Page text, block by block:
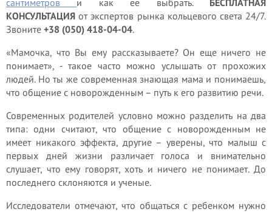
сантиметров и как ее выбрать. БЕСПЛАТНАЯ
КОНСУЛЬТАЦИЯ от экспертов рынка кольцевого света 24/7.
Звоните +38 (050) 418-04-04.
«Мамочка, что Вы ему рассказываете? Он еще ничего не
понимает», - такое часто можно услышать от прохожих
людей. Но ты же современная знающая мама и понимаешь,
что общение с новорожденным – путь к его развитию речи.
Современных родителей условно можно разделить на два
типа: одни считают, что общение с новорожденным не
имеет никакого эффекта, другие – уверены, что малыш с
первых дней жизни различает голоса и внимательно
слушает, что ему говорят, хоть и ничего не понимает. До
последнего склоняются и ученые.
Исследователи отмечают, что общаться с ребенком нужно